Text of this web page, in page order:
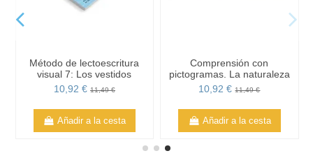
Método de lectoescritura
visual 7: Los vestidos
10,92 € 11,49 €
Añadir a la cesta
Comprensión con
pictogramas. La naturaleza
10,92 €11,49 €
Añadir a la cesta